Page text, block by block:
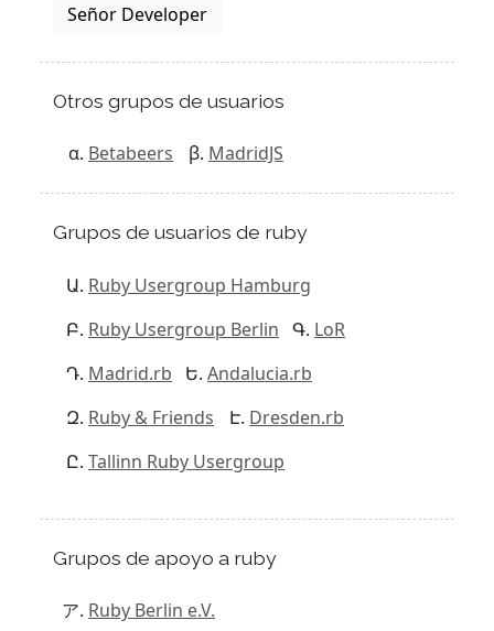
Señor Developer
Otros grupos de usuarios
Betabeers MadridJS
Grupos de usuarios de ruby
Ruby Usergroup Hamburg
Ruby Usergroup Berlin
LoR
Madrid.rb
Andalucia.rb
Ruby & Friends
Dresden.rb
Tallinn Ruby Usergroup
Grupos de apoyo a ruby
Ruby Berlin e.V.